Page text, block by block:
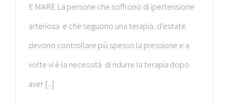
E MARE La persone che soffrono di ipertensione
arteriosa e che seguono una terapia, d’estate
devono controllare più spesso la pressione e a
volte vi è la necessità di ridurre la terapia dopo
aver [...]